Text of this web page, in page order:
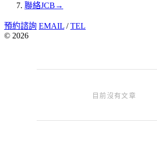
聯絡JCB →
預約諮詢 EMAIL /TEL
© 2026
目前沒有文章